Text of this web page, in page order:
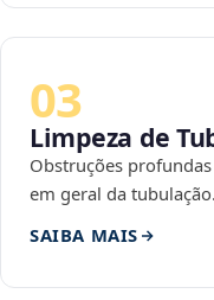
03
Limpeza de
Obstruções
em geral da tubulação.
SAIBA MAIS